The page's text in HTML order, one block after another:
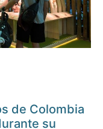
de Colombia
su